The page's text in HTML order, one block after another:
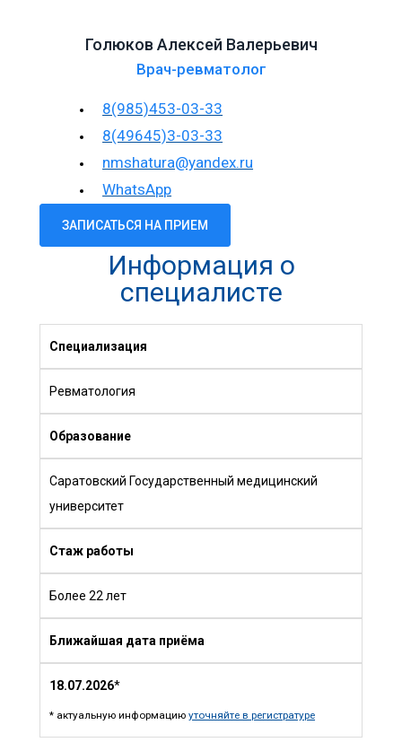
Голюков Алексей Валерьевич
Врач-ревматолог
8(985)453-03-33
8(49645)3-03-33
nmshatura@yandex.ru
WhatsApp
ЗАПИСАТЬСЯ НА ПРИЕМ
Информация о
специалисте
Специализация
Ревматология
Образование
Саратовский Государственный медицинский
университет
Стаж работы
Более 22 лет
Ближайшая дата приёма
18.07.2026*
* актуальную информациюуточняйте в регистратуре